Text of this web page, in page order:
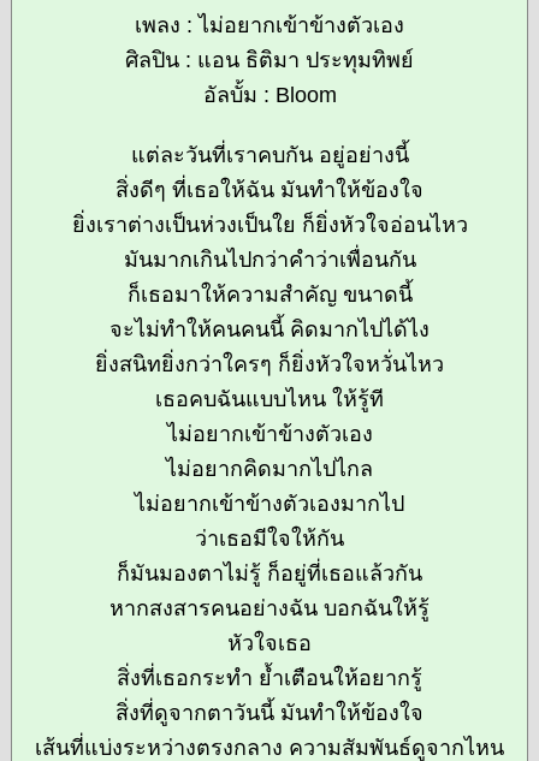
เพลง : ไม่อยากเข้าข้างตัวเอง
ศิลปิน : แอน ธิติมา ประทุมทิพย์
อัลบั้ม : Bloom
แต่ละวันที่เราคบกัน อยู่อย่างนี้
สิ่งดีๆ ที่เธอให้ฉัน มันทำให้ข้องใจ
ยิ่งเราต่างเป็นห่วงเป็นใย ก็ยิ่งหัวใจอ่อนไหว
มันมากเกินไปกว่าคำว่าเพื่อนกัน
ก็เธอมาให้ความสำคัญ ขนาดนี้
จะไม่ทำให้คนคนนี้ คิดมากไปได้ไง
ยิ่งสนิทยิ่งกว่าใครๆ ก็ยิ่งหัวใจหวั่นไหว
เธอคบฉันแบบไหน ให้รู้ที
ไม่อยากเข้าข้างตัวเอง
ไม่อยากคิดมากไปไกล
ไม่อยากเข้าข้างตัวเองมากไป
ว่าเธอมีใจให้กัน
ก็มันมองตาไม่รู้ ก็อยู่ที่เธอแล้วกัน
หากสงสารคนอย่างฉัน บอกฉันให้รู้
หัวใจเธอ
สิ่งที่เธอกระทำ ย้ำเตือนให้อยากรู้
สิ่งที่ดูจากตาวันนี้ มันทำให้ข้องใจ
เส้นที่แบ่งระหว่างตรงกลาง ความสัมพันธ์ดูจากไหน